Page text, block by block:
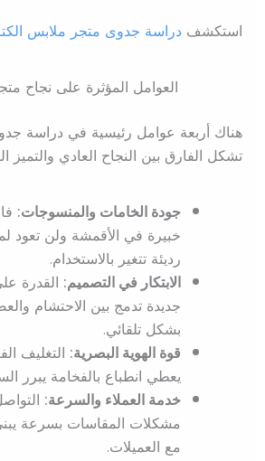
استكشف دراسة جدوى متجر ملابس
العوامل المؤثرة على نجاح
هناك أربعة عوامل رئيسية في دراسة
تشكل الفارق بين النجاح العادي والتميز
جودة الخامات والمنسوجات:
خبيرة في الأقمشة ولن تعود
رديئة تتغير بالاستخدام.
الابتكار في التصميم:القدرة
جديدة تدمج بين الاحتشام
بشكل تلقائي.
قوة الهوية البصرية:التغليف
يعطي انطباع بالفخامة يبرر
خدمة العملاء والسرعة:
مشكلات المقاسات بسرعة
مع العميلات.